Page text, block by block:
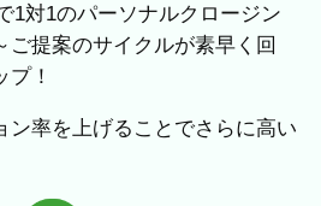
1対1のパーソナルクロージン
ご提案のサイクルが素早く回
プ！
ン率を上げることでさらに高い